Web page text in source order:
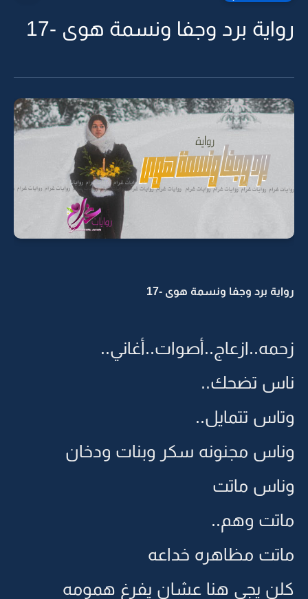
رواية برد وجفا ونسمة هوى -17
رواية برد وجفا ونسمة هوى -17
زحمه..ازعاج..أصوات..أغاني..
ناس تضحك..
وتاس تتمايل..
وناس مجنونه سكر وبنات ودخان
وناس ماتت
ماتت وهم..
ماتت مظاهره خداعه
كلن يجي هنا عشان يفرغ همومه